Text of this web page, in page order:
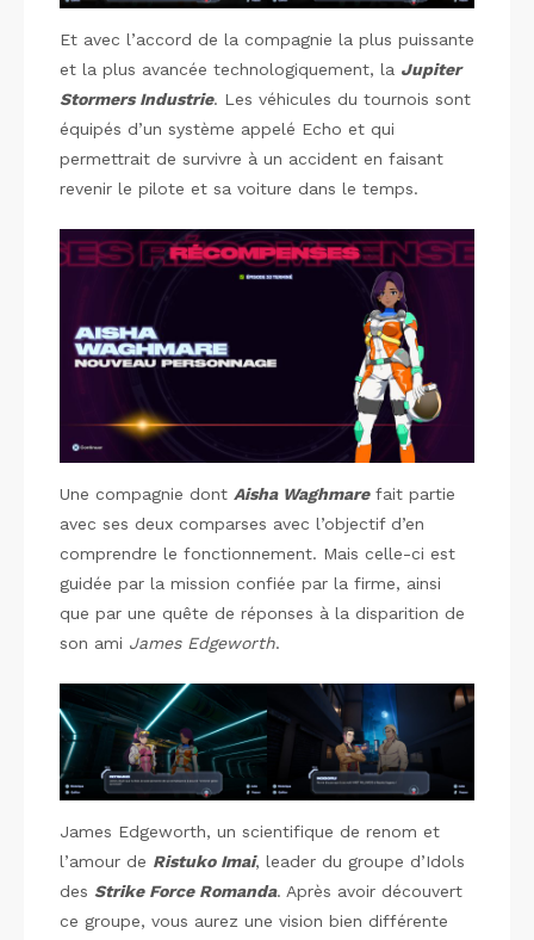
Et avec l’accord de la compagnie la plus puissante
et la plus avancée technologiquement, la Jupiter
Stormers Industrie. Les véhicules du tournois sont
équipés d’un système appelé Echo et qui
permettrait de survivre à un accident en faisant
revenir le pilote et sa voiture dans le temps.
Une compagnie dont Aisha Waghmarefait partie
avec ses deux comparses avec l’objectif d’en
comprendre le fonctionnement. Mais celle-ci est
guidée par la mission confiée par la firme, ainsi
que par une quête de réponses à la disparition de
son ami James Edgeworth.
James Edgeworth, un scientifique de renom et
l’amour de Ristuko Imai, leader du groupe d’Idols
des Strike Force Romanda. Après avoir découvert
ce groupe, vous aurez une vision bien différente